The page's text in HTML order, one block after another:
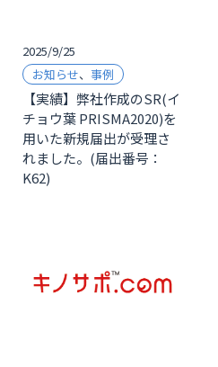
2025/9/25
お知らせ、 事例
【実績】弊社作成のSR(イ
チョウ葉 PRISMA2020)を
用いた新規届出が受理さ
れました。(届出番号：
K62)